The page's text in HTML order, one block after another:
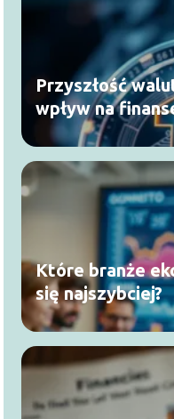
Przyszłość
wpływ na
Które branże
się najszybciej?